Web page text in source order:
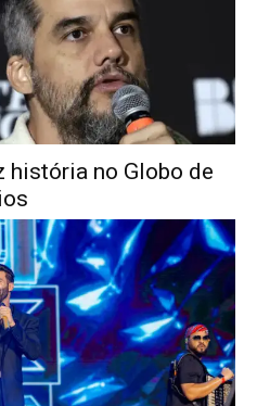
história no Globo de